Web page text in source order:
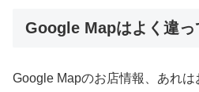
Google Mapはよく違っ
Google Mapのお店情報、あれ